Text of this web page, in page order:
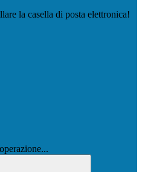
la casella di posta elettronica!